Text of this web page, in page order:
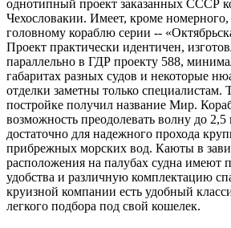
однотипный проект заказанных СССР
Чехословакии. Имеет, кроме номерного,
головному кораблю серии --
Проект практически идентичен,
параллельно в ГДР проекту 588,
габаритах разных судов и некоторые
отделки заметны только специалистам.
постройке получил название Мир.
возможность преодолевать волну до 2,5
достаточно для надежного прохода
прибрежных морских вод. Каюты в
расположения на палубах судна имеют
удобства и различную комплектацию
круизной компании есть удобный
легкого подбора под свой кошелек.